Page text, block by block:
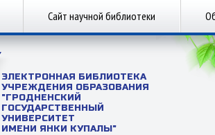
Сайт научной библиотеки
ЭЛЕКТРОННАЯ БИБЛИОТЕКА
УЧРЕЖДЕНИЯ ОБРАЗОВАНИЯ
"ГРОДНЕНСКИЙ
ГОСУДАРСТВЕННЫЙ
УНИВЕРСИТЕТ
ИМЕНИ ЯНКИ КУПАЛЫ"